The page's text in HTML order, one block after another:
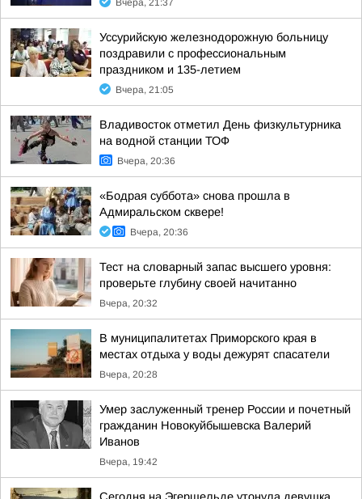
Вчера, 21:37
Уссурийскую железнодорожную больницу
поздравили с профессиональным
праздником и 135-летием
Вчера, 21:05
Владивосток отметил День физкультурника
на водной станции ТОФ
Вчера, 20:36
«Бодрая суббота» снова прошла в
Адмиральском сквере!
Вчера, 20:36
Тест на словарный запас высшего уровня:
проверьте глубину своей начитанно
Вчера, 20:32
В муниципалитетах Приморского края в
местах отдыха у воды дежурят спасатели
Вчера, 20:28
Умер заслуженный тренер России и почетный
гражданин Новокуйбышевска Валерий
Иванов
Вчера, 19:42